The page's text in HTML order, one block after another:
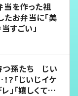
を作った祖
お弁当に「美
すごい」
つ孫たち じい
？「じいじイケ
」「嬉しくて可